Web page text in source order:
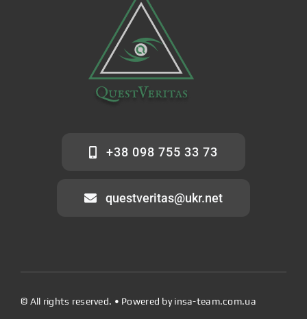
+38 098 755 33 73
questveritas@ukr.net
© All rights reserved. • Powered byinsa-team.com.ua